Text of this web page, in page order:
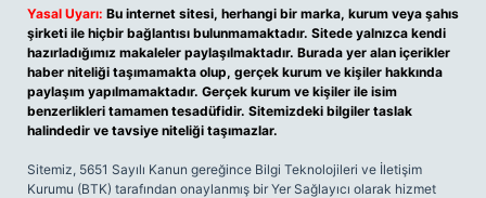
Yasal Uyarı: Bu internet sitesi, herhangi bir marka, kurum veya şahıs
şirketi ile hiçbir bağlantısı bulunmamaktadır. Sitede yalnızca kendi
hazırladığımız makaleler paylaşılmaktadır. Burada yer alan içerikler
haber niteliği taşımamakta olup, gerçek kurum ve kişiler hakkında
paylaşım yapılmamaktadır. Gerçek kurum ve kişiler ile isim
benzerlikleri tamamen tesadüfidir. Sitemizdeki bilgiler taslak
halindedir ve tavsiye niteliği taşımazlar.
Sitemiz, 5651 Sayılı Kanun gereğince Bilgi Teknolojileri ve İletişim
Kurumu (BTK) tarafından onaylanmış bir Yer Sağlayıcı olarak hizmet